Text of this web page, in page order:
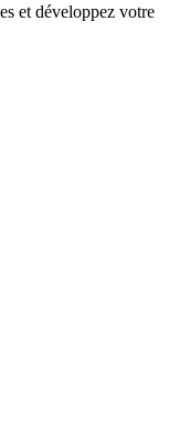
et développez votre